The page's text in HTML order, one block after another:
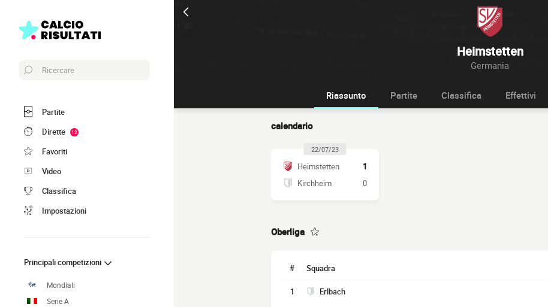
Heimstetten
Germania
Ricercare
Partite
Dirette
12
Favoriti
Video
Classifica
Impostazioni
Principali competizioni
Mondiali
Serie A
Riassunto Partite Classifica Effettivi
calendario
22/07/23
Heimstetten
1
Kirchheim
0
Oberliga
# Squadra
1 Erlbach